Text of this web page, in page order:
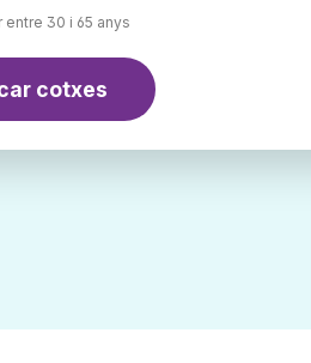
entre 30 i 65 anys
cotxes